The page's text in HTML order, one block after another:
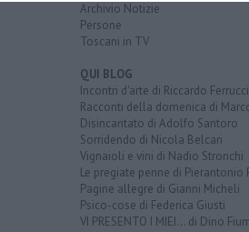
Archivio Notizie
Persone
Toscani in TV
QUI BLOG
Incontri d'arte di Riccardo Ferrucci
Racconti della domenica di
Disincantato di Adolfo Santoro
Sorridendo di Nicola Belcari
Vignaioli e vini di Nadio Stronchi
Le pregiate penne di Pierantonio
Pagine allegre di Gianni Micheli
Psico-cose di Federica Giusti
VI PRESENTO I MIEI... di Dino